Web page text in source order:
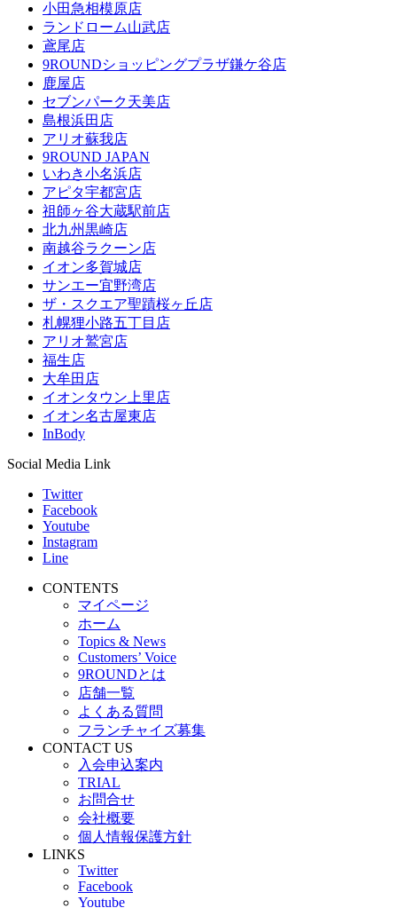
小田急相模原店
ランドローム山武店
鳶尾店
9ROUNDショッピングプラザ鎌ケ谷店
鹿屋店
セブンパーク天美店
島根浜田店
アリオ蘇我店
9ROUND JAPAN
いわき小名浜店
アピタ宇都宮店
祖師ヶ谷大蔵駅前店
北九州黒崎店
南越谷ラクーン店
イオン多賀城店
サンエー宜野湾店
ザ・スクエア聖蹟桜ヶ丘店
札幌狸小路五丁目店
アリオ鷲宮店
福生店
大牟田店
イオンタウン上里店
イオン名古屋東店
InBody
Social Media Link
Twitter
Facebook
Youtube
Instagram
Line
CONTENTS
マイページ
ホーム
Topics & News
Customers’ Voice
9ROUNDとは
店舗一覧
よくある質問
フランチャイズ募集
CONTACT US
入会申込案内
TRIAL
お問合せ
会社概要
個人情報保護方針
LINKS
Twitter
Facebook
Youtube